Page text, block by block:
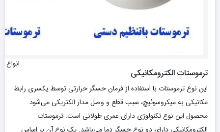
انواع
ترموستات الکترومکانیکی
این نوع ترموستات با استفاده از فرمان حسگر حرارتی توسط یکسری رابط
مکانیکی به میکروسوئیچ، سبب قطع و وصل مدار الکتریکی می‌شود
محصول این نوع تکنولوژی دارای عمری طولانی است. ترموستات
الکترومکانیکی دارای دو نوع حسگر دما می‌باشد. یک نوع آن بر اساس